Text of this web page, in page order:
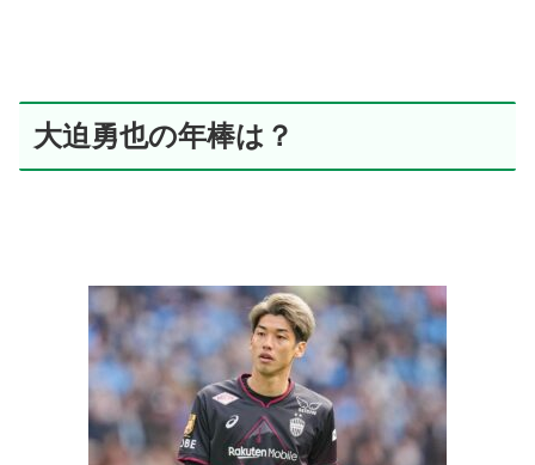
大迫勇也の年棒は？